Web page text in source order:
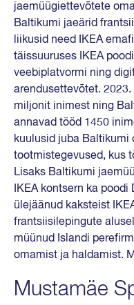
jaemüügiettevõtete
Baltikumi jaeärid
liikusid need IKEA
täissuuruses IKEA
veebiplatvormi ning
arendusettevõtet.
miljonit inimest ning
annavad tööd 1450
kuulusid juba Baltikumi
tootmistegevused, kus
Lisaks Baltikumi
IKEA kontsern ka
ülejäänud kaksteist
frantsiisilepingute
müünud Islandi
omamist ja haldamist.
Mustamäe